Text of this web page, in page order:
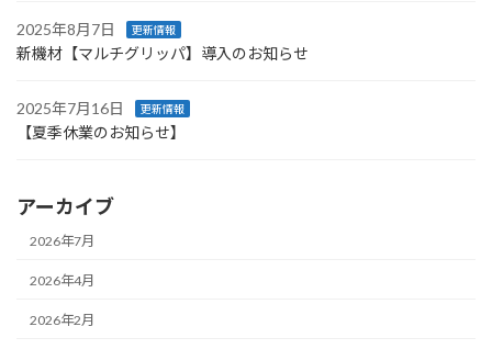
2025年8月7日 更新情報
新機材【マルチグリッパ】導入のお知らせ
2025年7月16日 更新情報
【夏季休業のお知らせ】
アーカイブ
2026年7月
2026年4月
2026年2月